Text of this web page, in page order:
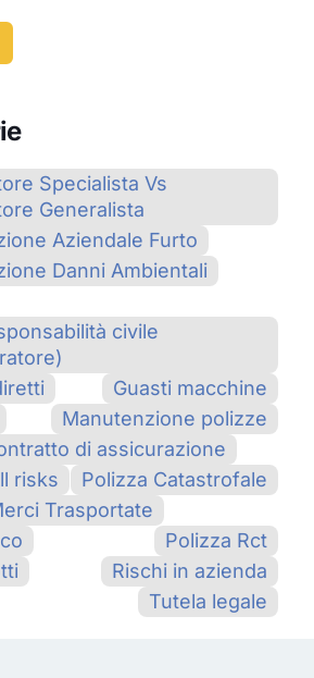
Specialista Vs
Generalista
Aziendale Furto
Danni Ambientali
civile
Guasti macchine
Manutenzione polizze
di assicurazione
risks
Polizza Catastrofale
Trasportate
Polizza Rct
Rischi in azienda
Tutela legale